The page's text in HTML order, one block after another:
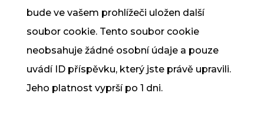
bude ve vašem prohlížeči uložen další
soubor cookie. Tento soubor cookie
neobsahuje žádné osobní údaje a pouze
uvádí ID příspěvku, který jste právě upravili.
Jeho platnost vyprší po 1 dni.